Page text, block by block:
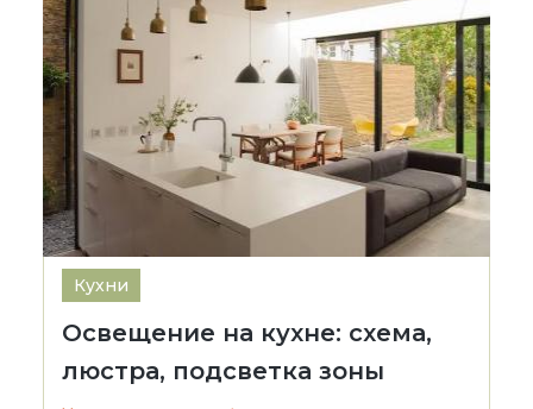
Кухни
Освещение на кухне: схема,
люстра, подсветка зоны